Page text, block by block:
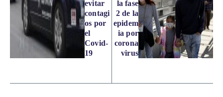
evitar
contagi
os por
el
Covid-
19
la fase
2 de la
epidem
ia por
corona
virus